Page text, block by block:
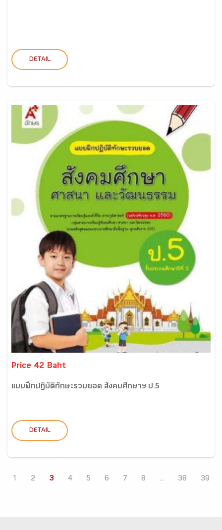
DETAIL
Price 42 Baht
แบบฝึกปฏิบัติทักษะรวบยอด สังคมศึกษาฯ ป.5
DETAIL
1 2 3 4 5 6 7 8 ... 38 39